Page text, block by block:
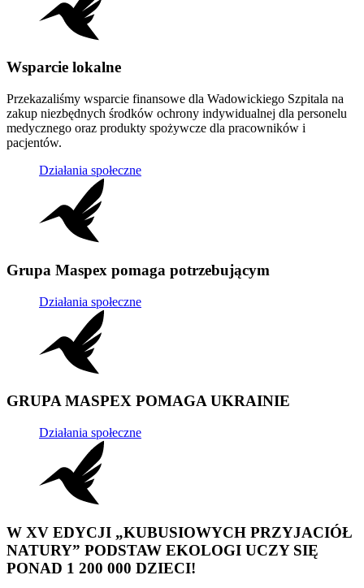
Wsparcie lokalne
Przekazaliśmy wsparcie finansowe dla Wadowickiego Szpitala na
zakup niezbędnych środków ochrony indywidualnej dla personelu
medycznego oraz produkty spożywcze dla pracowników i
pacjentów.
Działania społeczne
Grupa Maspex pomaga potrzebującym
Działania społeczne
GRUPA MASPEX POMAGA UKRAINIE
Działania społeczne
W XV EDYCJI „KUBUSIOWYCH PRZYJACIÓŁ
NATURY” PODSTAW EKOLOGI UCZY SIĘ
PONAD 1 200 000 DZIECI!